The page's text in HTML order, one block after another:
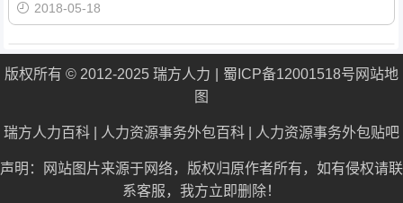
2018-05-18
版权所有 © 2012-2025 瑞方人力 蜀ICP备12001518号 网站地
图
瑞方人力百科 人力资源事务外包百科 人力资源事务外包贴吧
声明：网站图片来源于网络，版权归原作者所有，如有侵权请联
系客服，我方立即删除！